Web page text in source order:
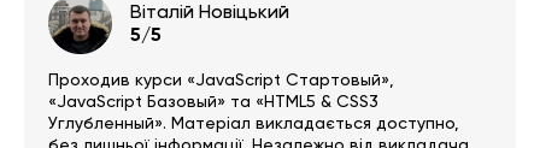
Віталій Новіцький
5/5
Проходив курси «JavaScript Стартовый»,
«JavaScript Базовый» та «HTML5 & CSS3
Углубленный». Матеріал викладається доступно,